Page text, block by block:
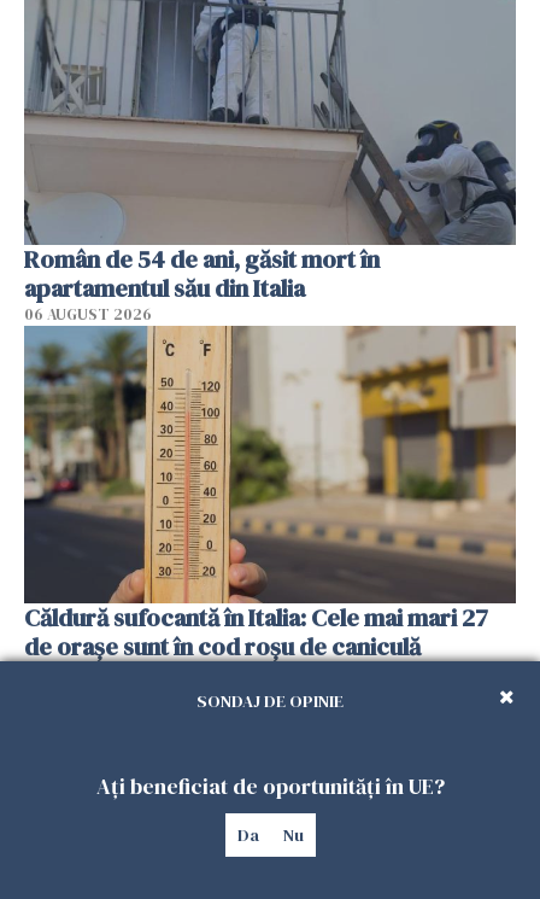
Român de 54 de ani, găsit mort în
apartamentul său din Italia
06 AUGUST 2026
Căldură sufocantă în Italia: Cele mai mari 27
de orașe sunt în cod roșu de caniculă
SONDAJ DE OPINIE
Ați beneficiat de oportunități în UE?
Da Nu